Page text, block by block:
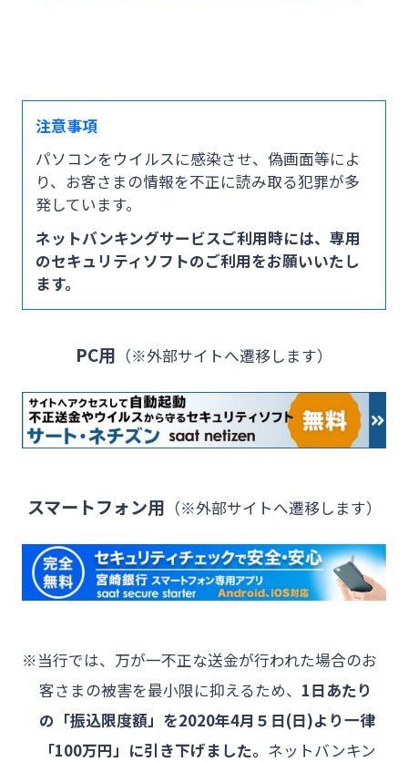
採用情報
お問い合わせ先一覧
注意事項
パソコンをウイルスに感染させ、偽画面等によ
り、お客さまの情報を不正に読み取る犯罪が多
発しています。
ネットバンキングサービスご利用時には、専用
のセキュリティソフトのご利用をお願いいたし
ます。
PC用 （※外部サイトへ遷移します）
スマートフォン用 （※外部サイトへ遷移します）
※当行では、万が一不正な送金が行われた場合のお
客さまの被害を最小限に抑えるため、 1日あたり
の「振込限度額」を2020年4月５日(日)より一律
「100万円」に引き下げました。 ネットバンキン